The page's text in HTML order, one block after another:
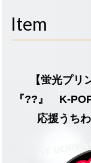
Item
【蛍光プリ
『??』 K-
応援うち